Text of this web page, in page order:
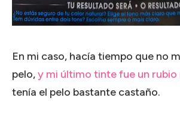
En mi caso, hacía tiempo que no
pelo,y mi último tinte fue un rubio
tenía el pelo bastante castaño.